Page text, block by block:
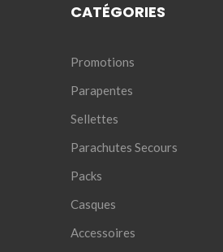
CATÉGORIES
Promotions
Parapentes
Sellettes
Parachutes Secours
Packs
Casques
Accessoires